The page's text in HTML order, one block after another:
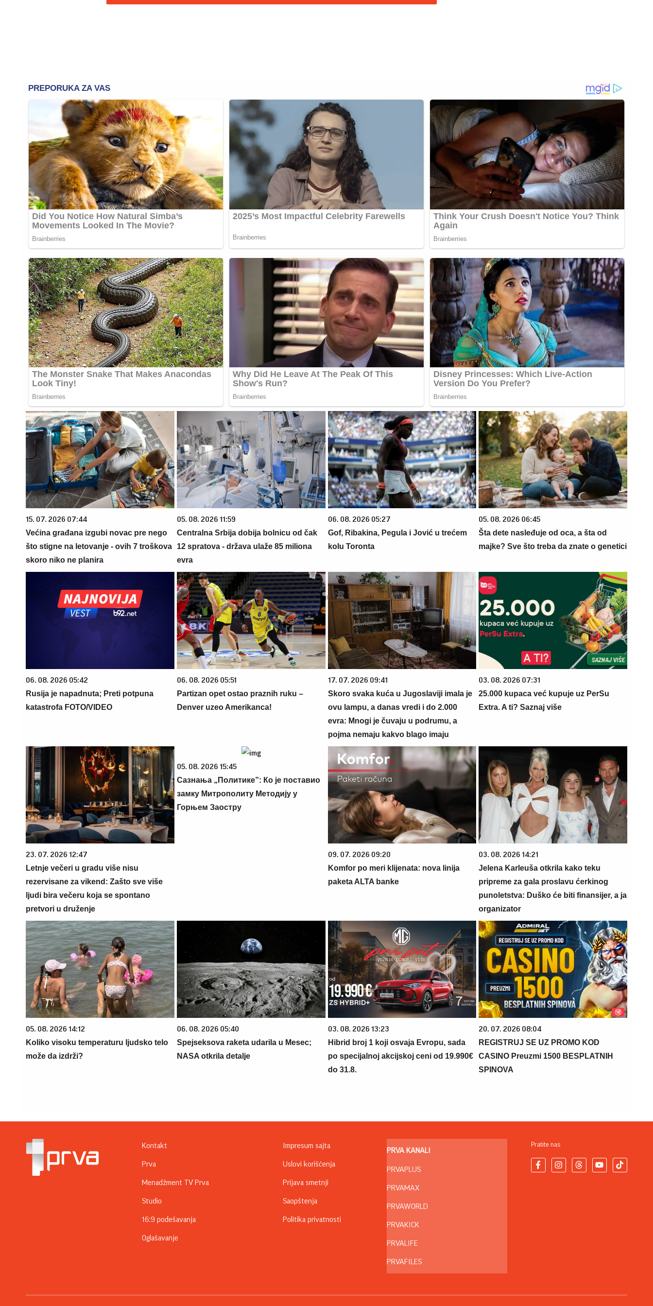
15. 07. 2026 07:44
Većina građana izgubi novac pre nego
što stigne na letovanje - ovih 7 troškova
skoro niko ne planira
05. 08. 2026 11:59
Centralna Srbija dobija bolnicu od čak
12 spratova - država ulaže 85 miliona
evra
06. 08. 2026 05:27
Gof, Ribakina, Pegula i Jović u trećem
kolu Toronta
05. 08. 2026 06:45
Šta dete nasleđuje od oca, a šta od
majke? Sve što treba da znate o genetici
06. 08. 2026 05:42
Rusija je napadnuta; Preti potpuna
katastrofa FOTO/VIDEO
06. 08. 2026 05:51
Partizan opet ostao praznih ruku –
Denver uzeo Amerikanca!
17. 07. 2026 09:41
Skoro svaka kuća u Jugoslaviji imala je
ovu lampu, a danas vredi i do 2.000
evra: Mnogi je čuvaju u podrumu, a
pojma nemaju kakvo blago imaju
03. 08. 2026 07:31
25.000 kupaca već kupuje uz PerSu
Extra. A ti? Saznaj više
23. 07. 2026 12:47
Letnje večeri u gradu više nisu
rezervisane za vikend: Zašto sve više
ljudi bira večeru koja se spontano
pretvori u druženje
05. 08. 2026 15:45
Сазнања „Политике”: Ко је поставио
замку Митрополиту Методију у
Горњем Заостру
09. 07. 2026 09:20
Komfor po meri klijenata: nova linija
paketa ALTA banke
03. 08. 2026 14:21
Jelena Karleuša otkrila kako teku
pripreme za gala proslavu ćerkinog
punoletstva: Duško će biti finansijer, a ja
organizator
05. 08. 2026 14:12
Koliko visoku temperaturu ljudsko telo
može da izdrži?
06. 08. 2026 05:40
Spejseksova raketa udarila u Mesec;
NASA otkrila detalje
03. 08. 2026 13:23
Hibrid broj 1 koji osvaja Evropu, sada
po specijalnoj akcijskoj ceni od 19.990€
do 31.8.
20. 07. 2026 08:04
REGISTRUJ SE UZ PROMO KOD
CASINO Preuzmi 1500 BESPLATNIH
SPINOVA
Kontakt
Prva
Menadžment TV Prva
Studio
16:9 podešavanja
Oglašavanje
Impresum sajta
Uslovi korišćenja
Prijava smetnji
Saopštenja
Politika privatnosti
PRVA KANALI
PRVAPLUS
PRVAMAX
PRVAWORLD
PRVAKICK
PRVALIFE
PRVAFILES
Pratite nas